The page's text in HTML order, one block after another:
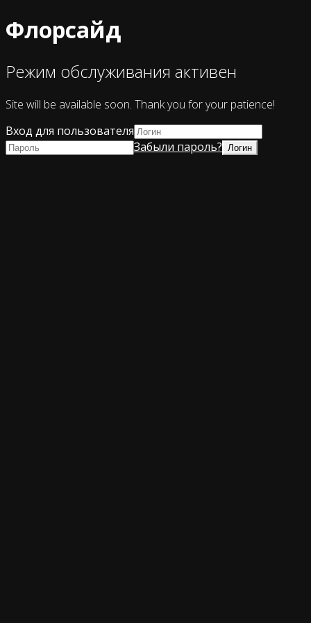
Флорсайд
Режим обслуживания активен
Site will be available soon. Thank you for your patience!
Вход для пользователя
Забыли пароль?